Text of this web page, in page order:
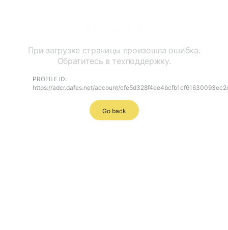
При загрузке страницы произошла ошибка.
Обратитесь в техподдержку.
PROFILE ID:
https://adcr.dafes.net/account/
Go back